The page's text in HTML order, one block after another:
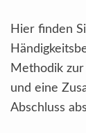
Hier finden
Methodik
und eine
Abschluss